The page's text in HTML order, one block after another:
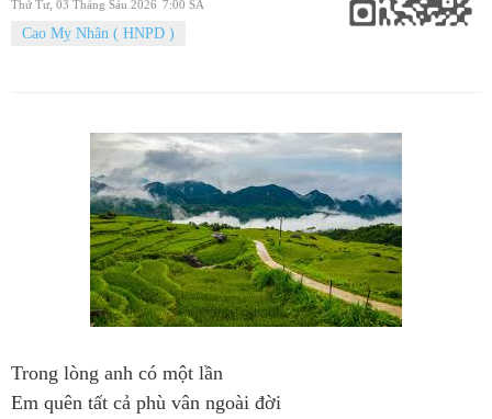
Thứ Tư, 03 Tháng Sáu 2026 7:00 SA
Cao Mỵ Nhân ( HNPD )
Trong lòng anh có một lần
Em quên tất cả phù vân ngoài đời